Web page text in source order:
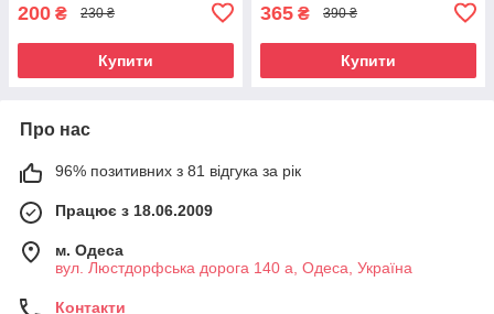
200 ₴ 230 ₴
Купити
365 ₴ 390 ₴
Купити
Про нас
96% позитивних з 81 відгука за рік
Працює з 18.06.2009
м. Одеса
вул. Люстдорфська дорога 140 а, Одеса, Україна
Контакти